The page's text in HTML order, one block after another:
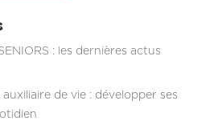
: les dernières actus
de vie : développer ses